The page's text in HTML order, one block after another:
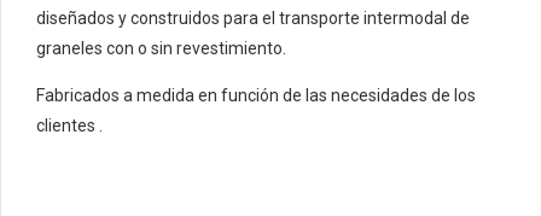
diseñados y construidos para el transporte intermodal de
graneles con o sin revestimiento.
Fabricados a medida en función de las necesidades de los
clientes .